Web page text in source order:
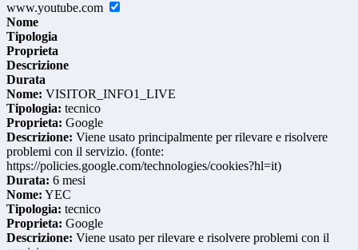
www.youtube.com
Nome
Tipologia
Proprieta
Descrizione
Durata
Nome: VISITOR_INFO1_LIVE
Tipologia: tecnico
Proprieta: Google
Descrizione: Viene usato principalmente per rilevare e risolvere
problemi con il servizio. (fonte:
https://policies.google.com/technologies/cookies?hl=it)
Durata: 6 mesi
Nome: YEC
Tipologia: tecnico
Proprieta: Google
Descrizione: Viene usato per rilevare e risolvere problemi con il